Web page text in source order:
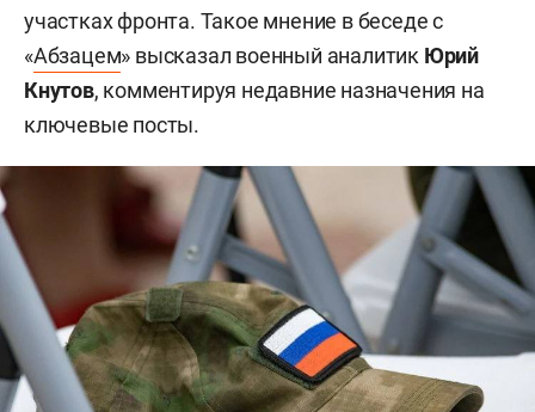
участках фронта. Такое мнение в беседе с
«Абзацем» высказал военный аналитик Юрий
Кнутов, комментируя недавние назначения на
ключевые посты.